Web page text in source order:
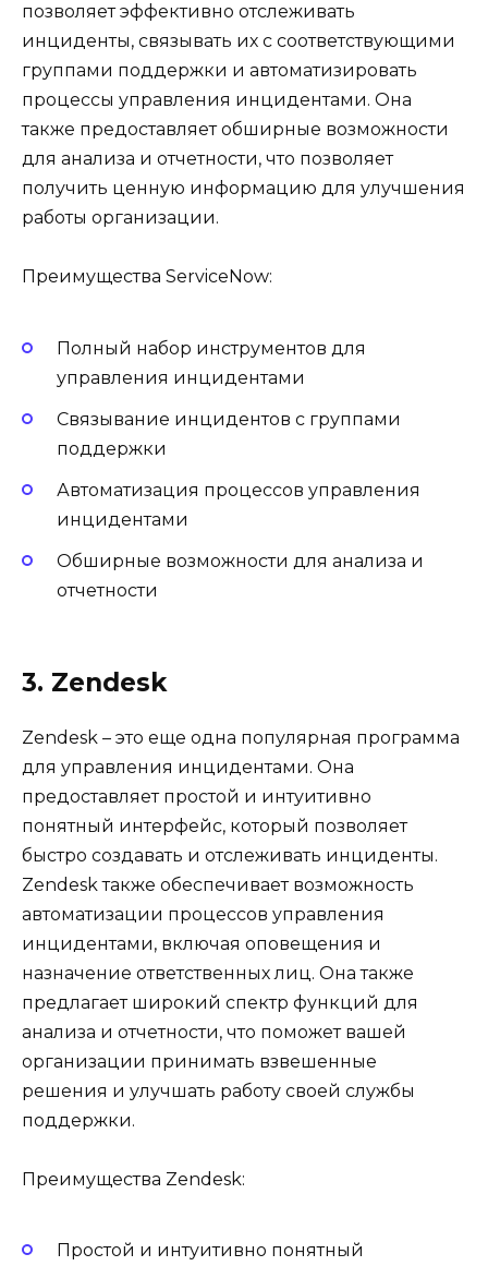
позволяет эффективно отслеживать
инциденты, связывать их с соответствующими
группами поддержки и автоматизировать
процессы управления инцидентами. Она
также предоставляет обширные возможности
для анализа и отчетности, что позволяет
получить ценную информацию для улучшения
работы организации.
Преимущества ServiceNow:
Полный набор инструментов для
управления инцидентами
Связывание инцидентов с группами
поддержки
Автоматизация процессов управления
инцидентами
Обширные возможности для анализа и
отчетности
3. Zendesk
Zendesk – это еще одна популярная программа
для управления инцидентами. Она
предоставляет простой и интуитивно
понятный интерфейс, который позволяет
быстро создавать и отслеживать инциденты.
Zendesk также обеспечивает возможность
автоматизации процессов управления
инцидентами, включая оповещения и
назначение ответственных лиц. Она также
предлагает широкий спектр функций для
анализа и отчетности, что поможет вашей
организации принимать взвешенные
решения и улучшать работу своей службы
поддержки.
Преимущества Zendesk:
Простой и интуитивно понятный